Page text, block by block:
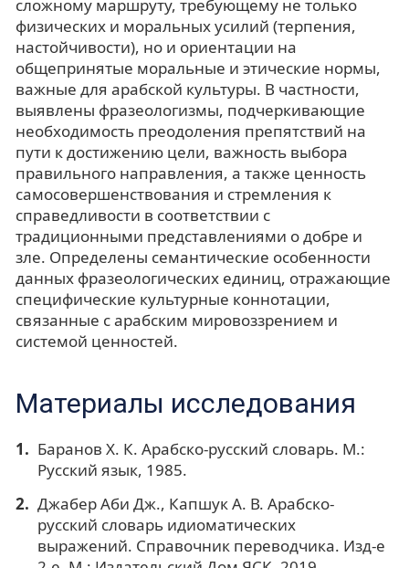
сложному маршруту, требующему не только
физических и моральных усилий (терпения,
настойчивости), но и ориентации на
общепринятые моральные и этические нормы,
важные для арабской культуры. В частности,
выявлены фразеологизмы, подчеркивающие
необходимость преодоления препятствий на
пути к достижению цели, важность выбора
правильного направления, а также ценность
самосовершенствования и стремления к
справедливости в соответствии с
традиционными представлениями о добре и
зле. Определены семантические особенности
данных фразеологических единиц, отражающие
специфические культурные коннотации,
связанные с арабским мировоззрением и
системой ценностей.
Материалы исследования
Баранов Х. К. Арабско-русский словарь. М.:
Русский язык, 1985.
Джабер Аби Дж., Капшук А. В. Арабско-
русский словарь идиоматических
выражений. Справочник переводчика. Изд-е